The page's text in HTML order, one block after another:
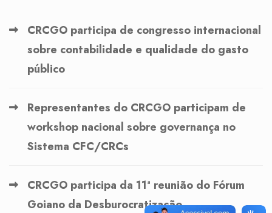
CRCGO participa de congresso internacional
sobre contabilidade e qualidade do gasto
público
Representantes do CRCGO participam de
workshop nacional sobre governança no
Sistema CFC/CRCs
CRCGO participa da 11ª reunião do Fórum
Goiano da Desburocratização